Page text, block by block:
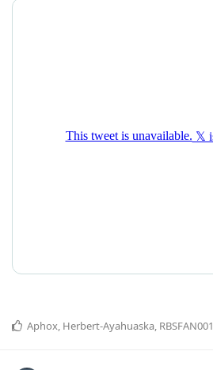
Aphox, Herbert-Ayahuaska, RBSFAN001